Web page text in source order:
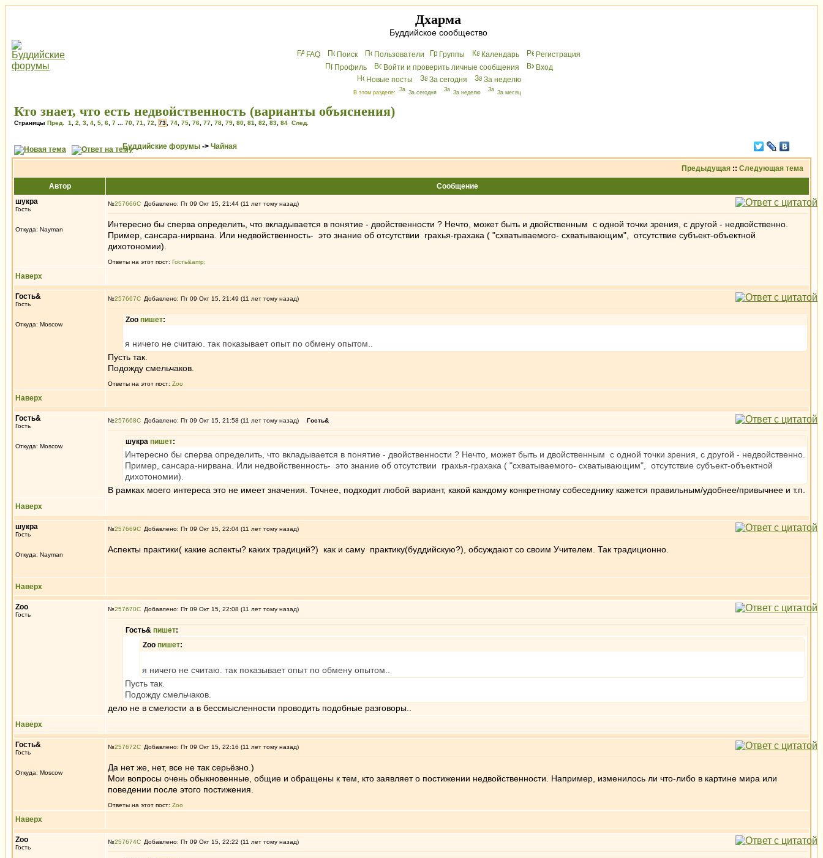
Дхарма
Буддийское сообщество
FAQ Поиск Пользователи Группы Календарь
Peгиcтрaция
Профиль
Войти и проверить личные сообщения
Вхoд
Новые посты
За сегодня За неделю
В этом разделе: За сегодня За неделю За месяц
Кто знает, что есть недвойственность (варианты объяснения)
Страницы Пред. 1 2 3 4 5 6 7 70 71 72 73 74 75 76 77 78 79 80 81 82 83 84 След.
Буддийские форумы -> Чайная
Предыдущая :: Следующая тема
Автор
Сообщение
шукра
Гость
Откуда: Nayman
№257666 Добавлено: Пт 09 Окт 15, 21:44 (11 лет тому назад)
Интересно бы сперва определить, что вкладывается в понятие - двойственности ? Нечто, может быть и двойственным с одной точки зрения, с другой - недвойственно.
Пример, сансара-нирвана. Или недвойственность- это знание об отсутствии грахья-грахака ( "схватываемого- схватывающим", отсутствие субъект-объектной
дихотономии).
Ответы на этот пост: Гость&amp;
Наверх
Гость&
Гость
Откуда: Moscow
№257667 Добавлено: Пт 09 Окт 15, 21:49 (11 лет тому назад)
Zoo пишет:
я ничего не считаю. так показывает опыт по обмену опытом..
Пусть так.
Подожду смельчаков.
Ответы на этот пост: Zoo
Наверх
Гость&
Гость
Откуда: Moscow
№257668 Добавлено: Пт 09 Окт 15, 21:58 (11 лет тому назад) Гость&
шукра пишет:
Интересно бы сперва определить, что вкладывается в понятие - двойственности ? Нечто, может быть и двойственным с одной точки зрения, с другой - недвойственно.
Пример, сансара-нирвана. Или недвойственность- это знание об отсутствии грахья-грахака ( "схватываемого- схватывающим", отсутствие субъект-объектной
дихотономии).
В рамках моего интереса это не имеет значения. Точнее, подходит любой вариант, какой каждому конкретному собеседнику кажется правильным/удобнее/привычнее и т.п.
Наверх
шукра
Гость
Откуда: Nayman
№257669 Добавлено: Пт 09 Окт 15, 22:04 (11 лет тому назад)
Аспекты практики( какие аспекты? каких традиций?) как и саму практику(буддийскую?), обсуждают со своим Учителем. Так традиционно.
Наверх
Zoo
Гость
№257670 Добавлено: Пт 09 Окт 15, 22:08 (11 лет тому назад)
Гость& пишет:
Zoo пишет:
я ничего не считаю. так показывает опыт по обмену опытом..
Пусть так.
Подожду смельчаков.
дело не в смелости а в бессмысленности проводить подобные разговоры..
Наверх
Гость&
Гость
Откуда: Moscow
№257672 Добавлено: Пт 09 Окт 15, 22:16 (11 лет тому назад)
Да нет же, нет, все не так серьёзно.)
Мои вопросы очень обыкновенные, общие и обращены к тем, кто заявляет о постижении недвойственности. Например, изменилось ли что-либо в картине мира или
поведении после этого постижения.
Ответы на этот пост: Zoo
Наверх
Zoo
Гость
№257674 Добавлено: Пт 09 Окт 15, 22:22 (11 лет тому назад)